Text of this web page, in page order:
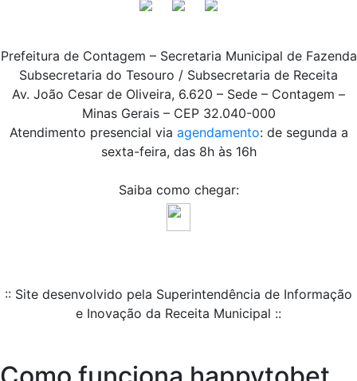
Prefeitura de Contagem – Secretaria Municipal de Fazenda
Subsecretaria do Tesouro / Subsecretaria de Receita
Av. João Cesar de Oliveira, 6.620 – Sede – Contagem –
Minas Gerais – CEP 32.040-000
Atendimento presencial via agendamento: de segunda a
sexta-feira, das 8h às 16h
Saiba como chegar:
:: Site desenvolvido pela Superintendência de Informação
e Inovação da Receita Municipal ::